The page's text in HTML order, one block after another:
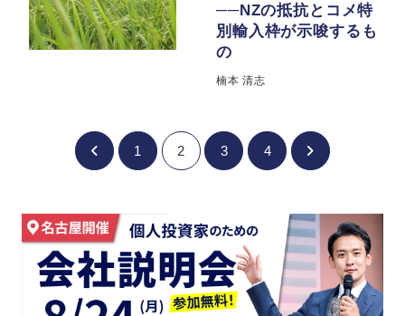
──NZの抵抗とコメ特
別輸入枠が示唆するも
の
楠本 清志
1 2 3 4